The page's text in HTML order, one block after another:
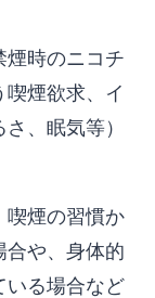
煙時のニコチ
煙欲求、イ
、眠気等）
喫煙の習慣か
合や、身体的
いる場合など